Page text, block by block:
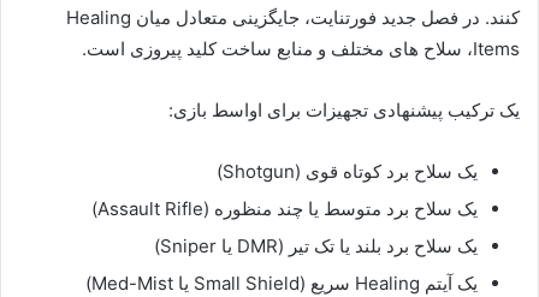
کنند. در فصل جدید فورتنایت، جایگزینی متعادل میان Healing
Items، سلاح های مختلف و منابع ساخت کلید پیروزی است.
یک ترکیب پیشنهادی تجهیزات برای اواسط بازی:
یک سلاح برد کوتاه قوی (Shotgun)
یک سلاح برد متوسط یا چند منظوره (Assault Rifle)
یک سلاح برد بلند یا تک تیر (DMR یا Sniper)
یک آیتم Healing سریع (Small Shield یا Med-Mist)